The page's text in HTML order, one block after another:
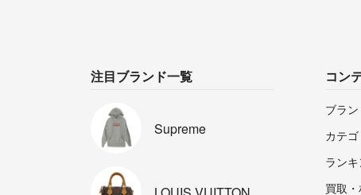
注目ブランド一覧
Supreme
コン
ブラ
カテ
ラン
買取